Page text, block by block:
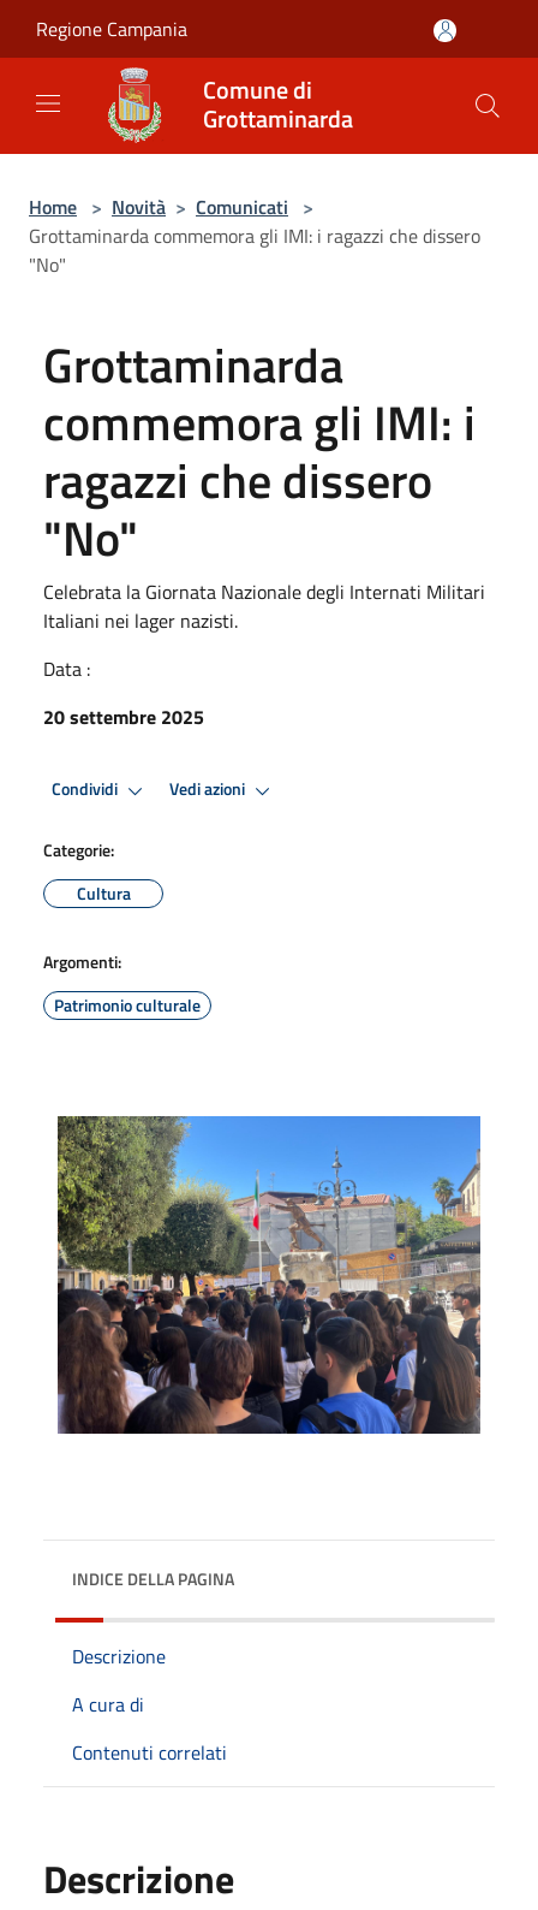
Regione Campania
Comune di
Grottaminarda
Home > Novità > Comunicati >
Grottaminarda commemora gli IMI: i ragazzi che dissero
"No"
Grottaminarda
commemora gli IMI: i
ragazzi che dissero
"No"
Celebrata la Giornata Nazionale degli Internati Militari
Italiani nei lager nazisti.
Data :
20 settembre 2025
Condividi Vedi azioni
Categorie:
Cultura
Argomenti:
Patrimonio culturale
INDICE DELLA PAGINA
Descrizione
A cura di
Contenuti correlati
Descrizione